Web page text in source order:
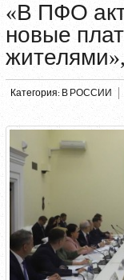
«В ПФО
новые
Категория:В РОССИИ